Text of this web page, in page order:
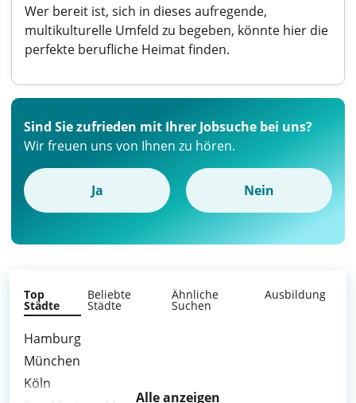
Wer bereit ist, sich in dieses aufregende,
multikulturelle Umfeld zu begeben, könnte hier die
perfekte berufliche Heimat finden.
Sind Sie zufrieden mit Ihrer Jobsuche bei uns?
Wir freuen uns von Ihnen zu hören.
Ja Nein
Top
Städte
Beliebte
Städte
Ähnliche
Suchen
Ausbildung
Hamburg
München
Köln
Alle anzeigen